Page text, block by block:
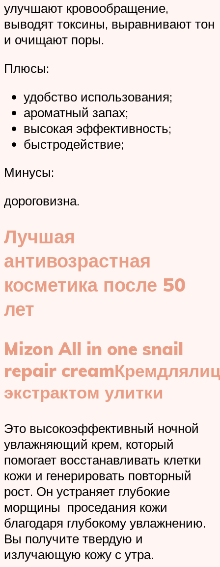
улучшают кровообращение,
выводят токсины, выравнивают тон
и очищают поры.
Плюсы:
удобство использования;
ароматный запах;
высокая эффективность;
быстродействие;
Минусы:
дороговизна.
Лучшая
антивозрастная
косметика после 50
лет
Mizon All in one snail
repair
экстрактом улитки
Это высокоэффективный ночной
увлажняющий крем, который
помогает восстанавливать клетки
кожи и генерировать повторный
рост. Он устраняет глубокие
морщины проседания кожи
благодаря глубокому увлажнению.
Вы получите твердую и
излучающую кожу с утра.